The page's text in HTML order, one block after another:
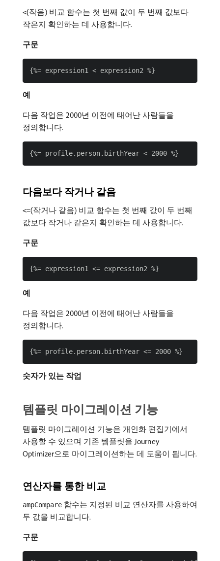
<(작음) 비교 함수는 첫 번째 값이 두 번째 값보다
작은지 확인하는 데 사용합니다.
구문
예
다음 작업은 2000년 이전에 태어난 사람들을
정의합니다.
다음보다 작거나 같음
<=(작거나 같음) 비교 함수는 첫 번째 값이 두 번째
값보다 작거나 같은지 확인하는 데 사용합니다.
구문
예
다음 작업은 2000년 이전에 태어난 사람들을
정의합니다.
숫자가 있는 작업
템플릿 마이그레이션 기능
템플릿 마이그레이션 기능은 개인화 편집기에서
사용할 수 있으며 기존 템플릿을 Journey
Optimizer으로 마이그레이션하는 데 도움이 됩니다.
연산자를 통한 비교
ampCompare 함수는 지정된 비교 연산자를 사용하여
두 값을 비교합니다.
구문